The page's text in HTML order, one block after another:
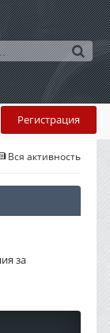
Регистрация
Вся активность
за